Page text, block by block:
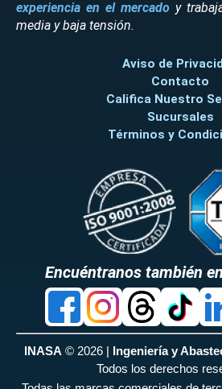
experiencia en el mercado y
media y baja tensión.
Aviso de
Contacto
Califica Nuestro
Sucursales
Términos y
Encuéntranos también
INASA © 2026 | Ingeniería y
Todos los derechos